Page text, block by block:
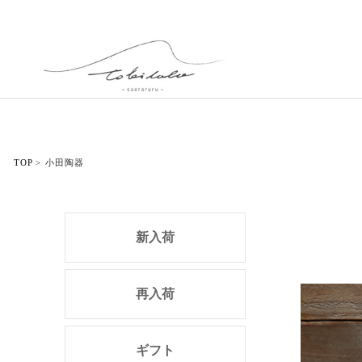
TOP 小田陶器
新入荷
再入荷
ギフト